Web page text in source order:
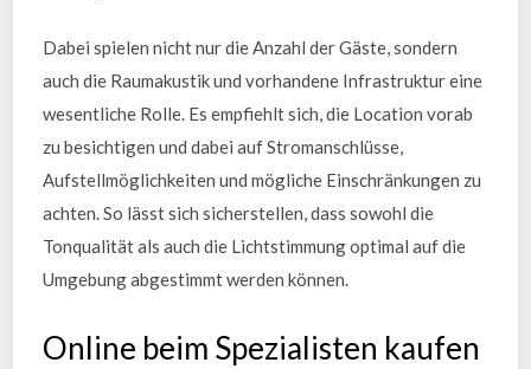
Dabei spielen nicht nur die Anzahl der Gäste, sondern
auch die Raumakustik und vorhandene Infrastruktur eine
wesentliche Rolle. Es empfiehlt sich, die Location vorab
zu besichtigen und dabei auf Stromanschlüsse,
Aufstellmöglichkeiten und mögliche Einschränkungen zu
achten. So lässt sich sicherstellen, dass sowohl die
Tonqualität als auch die Lichtstimmung optimal auf die
Umgebung abgestimmt werden können.
Online beim Spezialisten kaufen